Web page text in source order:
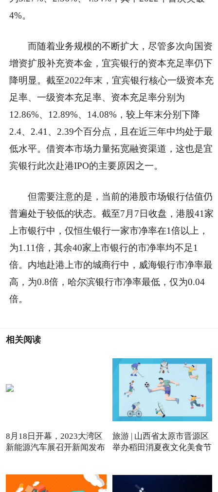
4%。
而随着业务规模的不断扩大，尽管多次向国资
增资扩股补充资本金，宜宾银行的资本充足率仍下
降明显。截至2022年末，宜宾银行核心一级资本充
足率、一级资本充足率、资本充足率分别为
12.86%、12.89%、14.08%，较上年末分别下降
2.4、2.41、2.39个百分点，且在近三年中均处于最
低水平。借资本市场力量拓宽融资渠道，这也是宜
宾银行此次赴港IPO的主要原因之一。
但需要注意的是，当前的港股市场银行估值仍
普遍处于较低的状态。截至7月7日收盘，港股41家
上市银行中，仅恒生银行一家市净率在1倍以上，
为1.11倍，其余40家上市银行的市净率均不足1
倍。内地赴港上市的城商行中，威海银行市净率最
高，为0.8倍，哈尔滨银行市净率最低，仅为0.04
倍。
相关阅读
8月18日开幕，2023大湾区
新能源汽车展召开新闻发布
旅游 | 山西省太原市晋源区
举办稻田消夏夜文化美食节